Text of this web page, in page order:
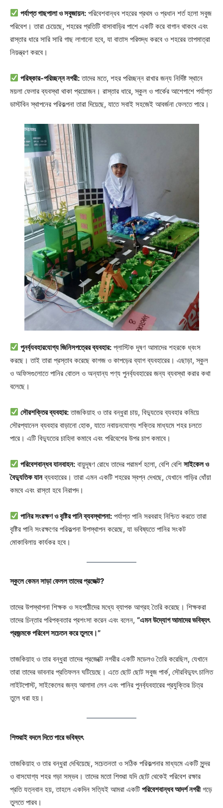
পর্যাপ্ত গাছপালা ও সবুজায়ন: পরিবেশবান্ধব শহরের প্রথম ও প্রধান শর্ত হলো সবুজ
পরিবেশ। তারা চেয়েছে, শহরের প্রতিটি বাসাবাড়ির পাশে একটি করে বাগান থাকবে এবং
রাস্তার ধারে সারি সারি গাছ লাগানো হবে, যা বাতাস পরিশুদ্ধ করবে ও শহরের তাপমাত্রা
নিয়ন্ত্রণ করবে।
পরিষ্কার-পরিচ্ছন্ন নগরী:তাদের মতে, শহর পরিচ্ছন্ন রাখার জন্য নির্দিষ্ট স্থানে
ময়লা ফেলার ব্যবস্থা থাকা প্রয়োজন। রাস্তার ধারে, স্কুল ও পার্কের আশেপাশে পর্যাপ্ত
ডাস্টবিন স্থাপনের পরিকল্পনা তারা দিয়েছে, যাতে সবাই সহজেই আবর্জনা ফেলতে পারে।
পুনর্ব্যবহারযোগ্য জিনিসপত্রের ব্যবহার: প্লাস্টিক দূষণ আমাদের শহরকে ধ্বংস
করছে। তাই তারা প্রস্তাব করেছে কাগজ ও কাপড়ের ব্যাগ ব্যবহারের। এছাড়া, স্কুল
ও অফিসগুলোতে পানির বোতল ও অন্যান্য পণ্য পুনর্ব্যবহারের জন্য ব্যবস্থা করার কথা
বলেছে।
সৌরশক্তির ব্যবহার:তাজকিয়াহ ও তার বন্ধুরা চায়, বিদ্যুতের ব্যবহার কমিয়ে
সৌরপ্যানেল ব্যবহার বাড়ানো হোক, যাতে নবায়নযোগ্য শক্তির মাধ্যমে শহর চলতে
পারে। এটি বিদ্যুতের চাহিদা কমাবে এবং পরিবেশের উপর চাপ কমাবে।
পরিবেশবান্ধব যানবাহন: বায়ুদূষণ রোধে তাদের পরামর্শ হলো, বেশি বেশিসাইকেল ও
বৈদ্যুতিক যানব্যবহারের। তারা এমন একটি শহরের স্বপ্ন দেখছে, যেখানে গাড়ির ধোঁয়া
কমবে এবং রাস্তা হবে নিরাপদ।
পানির সংরক্ষণ ও বৃষ্টির পানি ব্যবস্থাপনা: পর্যাপ্ত পানি সরবরাহ নিশ্চিত করতে তারা
বৃষ্টির পানি সংরক্ষণের পরিকল্পনা উপস্থাপন করেছে, যা ভবিষ্যতে পানির সংকট
মোকাবিলায় কার্যকর হবে।
স্কুলে কেমন সাড়া ফেলল তাদের প্রজেক্ট?
তাদের উপস্থাপনা শিক্ষক ও সহপাঠীদের মধ্যে ব্যাপক আগ্রহ তৈরি করেছে। শিক্ষকরা
তাদের চিন্তার পরিপক্বতার প্রশংসা করেন এবং বলেন, “এমন উদ্যোগ আমাদের ভবিষ্যৎ
প্রজন্মকে পরিবেশ সচেতন করে তুলবে।”
তাজকিয়াহ ও তার বন্ধুরা তাদের প্রজেক্টে নগরীর একটি মডেলও তৈরি করেছিল, যেখানে
তারা তাদের ভাবনার প্রতিফলন ঘটিয়েছে। এতে ছোট ছোট সবুজ পার্ক, সৌরবিদ্যুৎ চালিত
লাইটপোস্ট, সাইকেলের জন্য আলাদা লেন এবং পানির পুনর্ব্যবহারের প্রযুক্তির চিত্র
তুলে ধরা হয়।
শিশুরাই বদলে দিতে পারে ভবিষ্যৎ
তাজকিয়াহ ও তার বন্ধুরা দেখিয়েছে, সচেতনতা ও সঠিক পরিকল্পনার মাধ্যমে একটি সুন্দর
ও বাসযোগ্য শহর গড়া সম্ভব। তাদের মতো শিশুরা যদি ছোট থেকেই পরিবেশ রক্ষার
প্রতি যত্নবান হয়, তাহলে একদিন সত্যিই আমরা একটি পরিবেশবান্ধব আদর্শ নগরীগড়ে
তুলতে পারব।